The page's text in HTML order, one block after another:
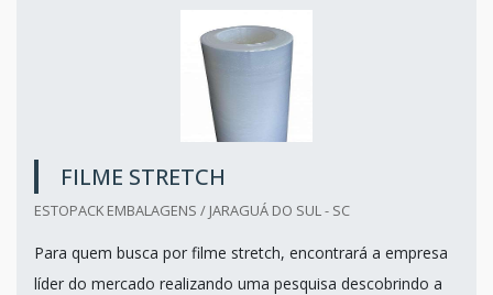
FILME STRETCH
ESTOPACK EMBALAGENS / JARAGUÁ DO SUL - SC
Para quem busca por filme stretch, encontrará a empresa
líder do mercado realizando uma pesquisa descobrindo a